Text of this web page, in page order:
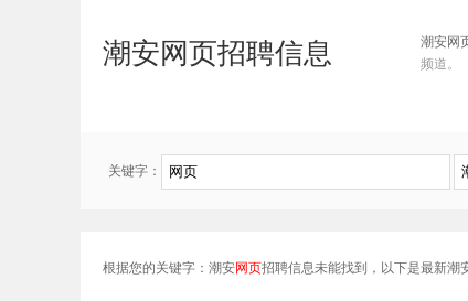
潮安网页招聘信息 潮安网
频道。
关键字：
根据您的关键字：潮安网页招聘信息未能找到，以下是最新潮